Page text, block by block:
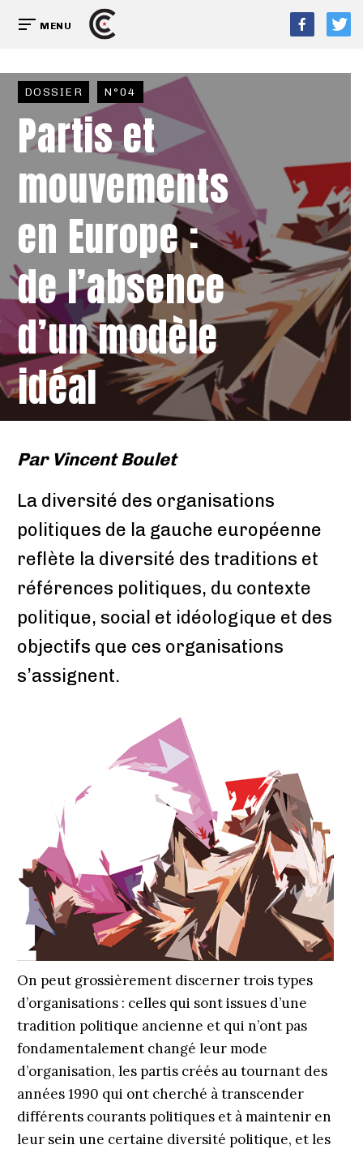
MENU
DOSSIER N°04
Partis et
mouvements
en Europe :
de l’absence
d’un modèle
idéal
Par Vincent Boulet
La diversité des organisations
politiques de la gauche européenne
reflète la diversité des traditions et
références politiques, du contexte
politique, social et idéologique et des
objectifs que ces organisations
s’assignent.
On peut grossièrement discerner trois types
d’organisations : celles qui sont issues d’une
tradition politique ancien­ne et qui n’ont pas
fondamentalement changé leur mode
d’organisation, les partis créés au tournant des
années 1990 qui ont cherché à transcender
différents courants politiques et à maintenir en
leur sein une certaine diversité politique, et les